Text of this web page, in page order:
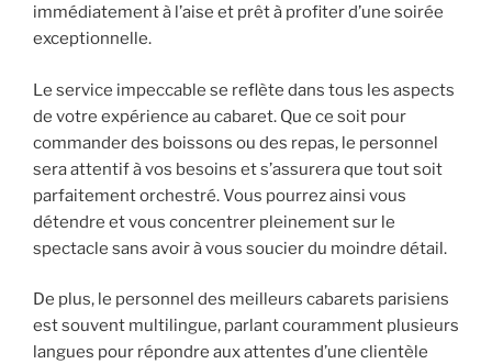
immédiatement à l’aise et prêt à profiter d’une soirée
exceptionnelle.
Le service impeccable se reflète dans tous les aspects
de votre expérience au cabaret. Que ce soit pour
commander des boissons ou des repas, le personnel
sera attentif à vos besoins et s’assurera que tout soit
parfaitement orchestré. Vous pourrez ainsi vous
détendre et vous concentrer pleinement sur le
spectacle sans avoir à vous soucier du moindre détail.
De plus, le personnel des meilleurs cabarets parisiens
est souvent multilingue, parlant couramment plusieurs
langues pour répondre aux attentes d’une clientèle